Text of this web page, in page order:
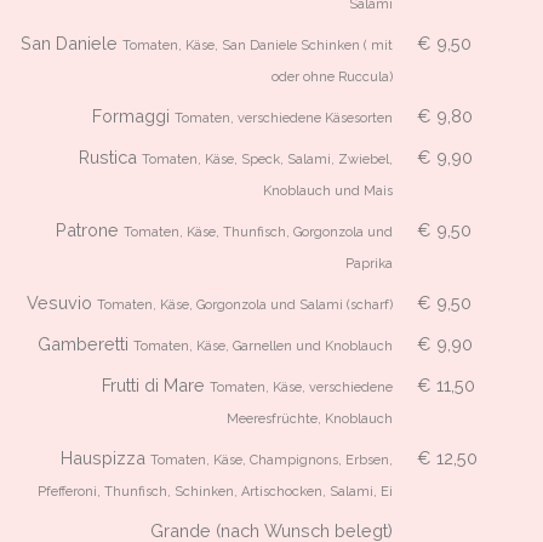
Salami
San Daniele Tomaten, Käse, San Daniele Schinken ( mit
oder ohne Ruccula)
€ 9,50
Formaggi Tomaten, verschiedene Käsesorten
€ 9,80
Rustica Tomaten, Käse, Speck, Salami, Zwiebel,
Knoblauch und Mais
€ 9,90
Patrone Tomaten, Käse, Thunfisch, Gorgonzola und
Paprika
€ 9,50
Vesuvio Tomaten, Käse, Gorgonzola und Salami (scharf)
€ 9,50
Gamberetti Tomaten, Käse, Garnellen und Knoblauch
€ 9,90
Frutti di Mare Tomaten, Käse, verschiedene
Meeresfrüchte, Knoblauch
€ 11,50
Hauspizza Tomaten, Käse, Champignons, Erbsen,
Pfefferoni, Thunfisch, Schinken, Artischocken, Salami, Ei
€ 12,50
Grande (nach Wunsch belegt)